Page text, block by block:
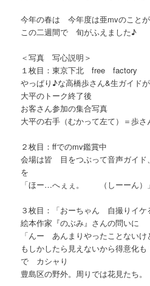
今年の春は 今年度は亜mvのこと
この二週間で 旬がふえました♪
＜写真 写心説明＞
１枚目：東京下北 free factory
やっぱり♪な高橋歩さん&生ガイド
大平のトーク終了後
お客さん参加の集合写真
大平の右手（むかって左て）＝歩さ
２枚目：ffでのmv鑑賞中
会場は皆 目をつぶって音声ガイド
を
「ほー…へぇぇ。 （しーーん）」
３枚目：「おーちゃん 自撮りイケ
絵本作家『のぶみ』さんの問いに
「んー あんまりやったことないけ
もしかしたら見えないから得意化
で カシャり
豊島区の野外。周りでは花見たち。